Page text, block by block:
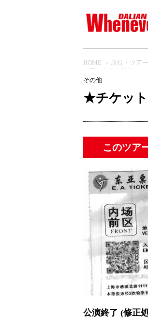
HOME » 旅行・ツア
その他
★チケッ
このツア
公演終了 (修正